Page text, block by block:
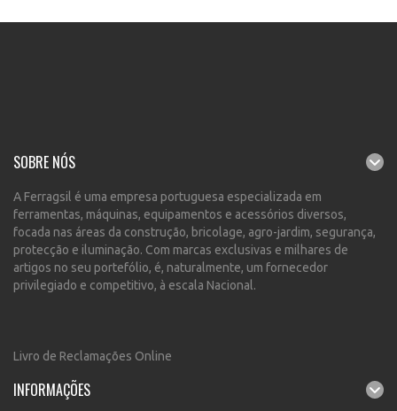
SOBRE NÓS
A Ferragsil é uma empresa portuguesa especializada em
ferramentas, máquinas, equipamentos e acessórios diversos,
focada nas áreas da construção, bricolage, agro-jardim, segurança,
protecção e iluminação. Com marcas exclusivas e milhares de
artigos no seu portefólio, é, naturalmente, um fornecedor
privilegiado e competitivo, à escala Nacional.
Livro de Reclamações Online
INFORMAÇÕES